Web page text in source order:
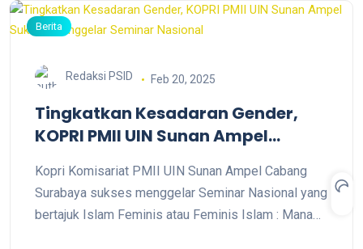
Berita
Redaksi PSID Feb 20, 2025
Tingkatkan Kesadaran Gender,
KOPRI PMII UIN Sunan Ampel
Nasional
Kopri Komisariat PMII UIN Sunan Ampel Cabang
Surabaya sukses menggelar Seminar Nasional yang
bertajuk Islam Feminis atau Feminis Islam : Mana